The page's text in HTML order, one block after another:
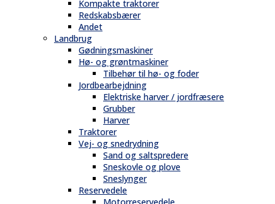
Kompakte traktorer
Redskabsbærer
Andet
Landbrug
Gødningsmaskiner
Hø- og grøntmaskiner
Tilbehør til hø- og foder
Jordbearbejdning
Elektriske harver / jordfræsere
Grubber
Harver
Traktorer
Vej- og snedrydning
Sand og saltspredere
Sneskovle og plove
Sneslynger
Reservedele